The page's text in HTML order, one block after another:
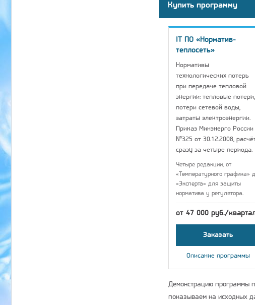
Купить программу
IT ПО «Норматив-
теплосеть»
Нормативы
технологических потерь
при передаче тепловой
энергии: тепловые потери,
потери сетевой воды,
затраты электроэнергии.
Приказ Минэнерго России
№325 от 30.12.2008,
сразу за четыре периода.
Четыре редакции, от
«Температурного графика»
«Эксперта» для защиты
норматива у регулятора.
от 47 000 руб./
Заказать
Описание программы
Демонстрацию программы
показываем на исходных